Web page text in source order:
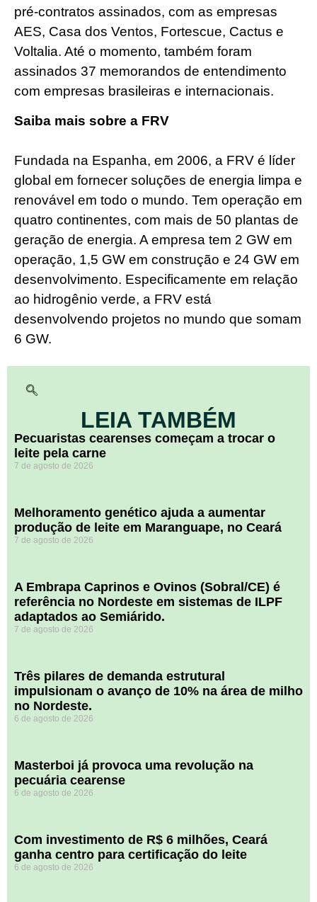
pré-contratos assinados, com as empresas
AES, Casa dos Ventos, Fortescue, Cactus e
Voltalia. Até o momento, também foram
assinados 37 memorandos de entendimento
com empresas brasileiras e internacionais.
Saiba mais sobre a FRV
Fundada na Espanha, em 2006, a FRV é líder
global em fornecer soluções de energia limpa e
renovável em todo o mundo. Tem operação em
quatro continentes, com mais de 50 plantas de
geração de energia. A empresa tem 2 GW em
operação, 1,5 GW em construção e 24 GW em
desenvolvimento. Especificamente em relação
ao hidrogênio verde, a FRV está
desenvolvendo projetos no mundo que somam
6 GW.
LEIA TAMBÉM
Pecuaristas cearenses começam a trocar o
leite pela carne
7 de agosto de 2026
Melhoramento genético ajuda a aumentar
produção de leite em Maranguape, no Ceará
7 de agosto de 2026
A Embrapa Caprinos e Ovinos (Sobral/CE) é
referência no Nordeste em sistemas de ILPF
adaptados ao Semiárido.
7 de agosto de 2026
​Três pilares de demanda estrutural
impulsionam o avanço de 10% na área de milho
no Nordeste.
6 de agosto de 2026
Masterboi já provoca uma revolução na
pecuária cearense
6 de agosto de 2026
Com investimento de R$ 6 milhões, Ceará
ganha centro para certificação do leite
6 de agosto de 2026